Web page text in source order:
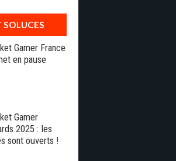
SOLUCES
Gamer France
en pause
Gamer
2025 : les
sont ouverts !